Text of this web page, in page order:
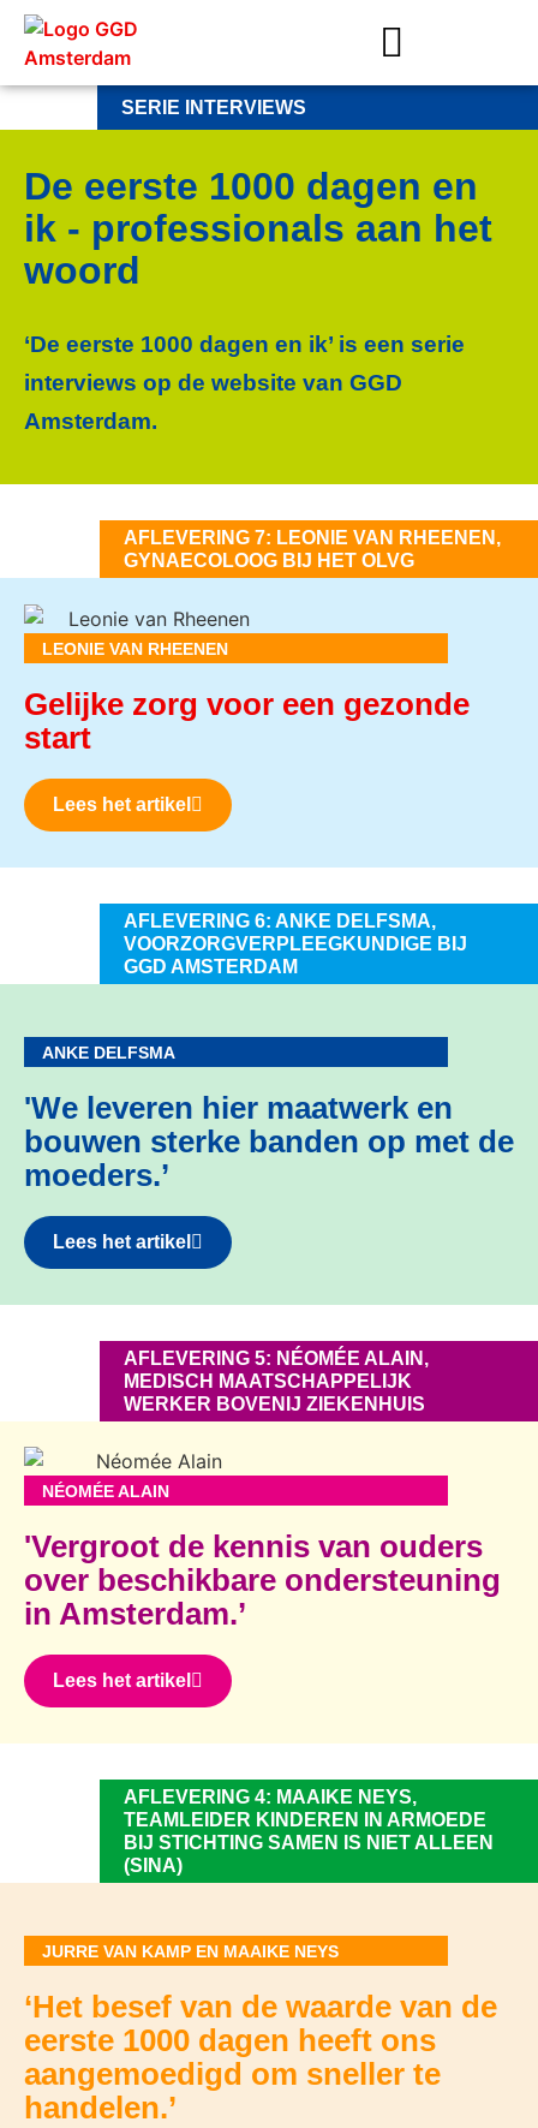
SERIE INTERVIEWS
De eerste 1000 dagen en
ik - profes­sionals aan het
woord
‘De eerste 1000 dagen en ik’ is een serie
interviews op de website van GGD
Amsterdam.
AFLEVERING 7: LEONIE VAN RHEENEN,
GYNAECOLOOG BIJ HET OLVG
Gelijke zorg voor een gezonde
start
Lees het artikel
LEONIE VAN RHEENEN
AFLEVERING 6: ANKE DELFSMA,
VOORZORGVERPLEEGKUNDIGE BIJ
GGD AMSTERDAM
'We leveren hier maatwerk en
bouwen sterke banden op met de
moeders.’
Lees het artikel
ANKE DELFSMA
AFLEVERING 5: NÉOMÉE ALAIN,
MEDISCH MAATSCHAPPELIJK
WERKER BOVENIJ ZIEKENHUIS
'Vergroot de kennis van ouders
over beschikbare ondersteuning
in Amsterdam.’
Lees het artikel
NÉOMÉE ALAIN
AFLEVERING 4: MAAIKE NEYS,
TEAMLEIDER KINDEREN IN ARMOEDE
BIJ STICHTING SAMEN IS NIET ALLEEN
(SINA)
‘Het besef van de waarde van de
eerste 1000 dagen heeft ons
aangemoedigd om sneller te
handelen.’
JURRE VAN KAMP EN MAAIKE NEYS